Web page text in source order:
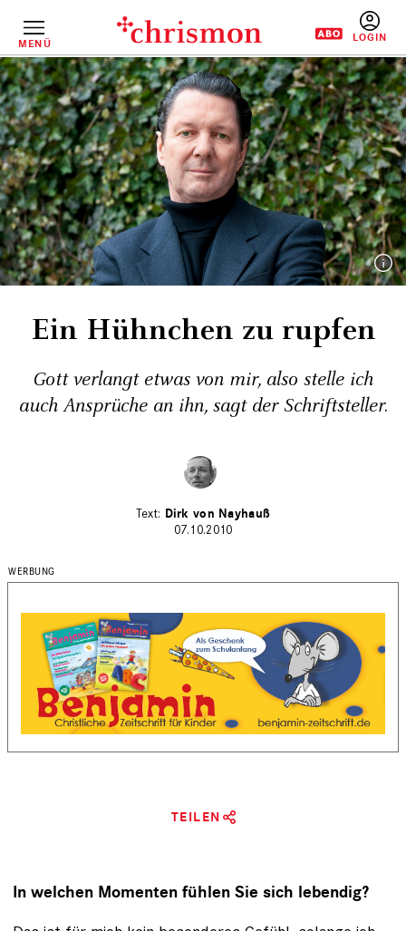
InhaltMENÜ
Ein Hühnchen zu rupfen
Gott verlangt etwas von mir, also stelle ich
auch Ansprüche an ihn, sagt der Schriftsteller.
Dirk von Nayhauß
07.10.2010
TEILEN
In welchen Momenten fühlen Sie sich lebendig?